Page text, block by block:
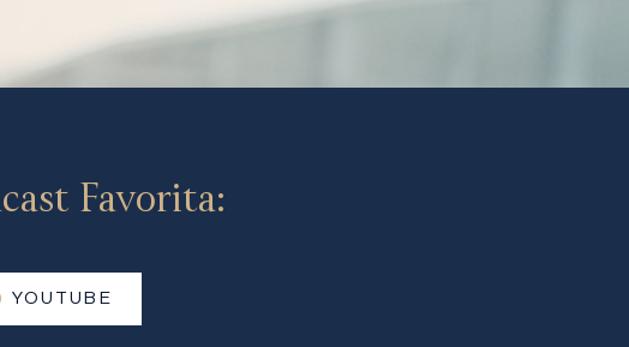
Favorita:
YOUTUBE